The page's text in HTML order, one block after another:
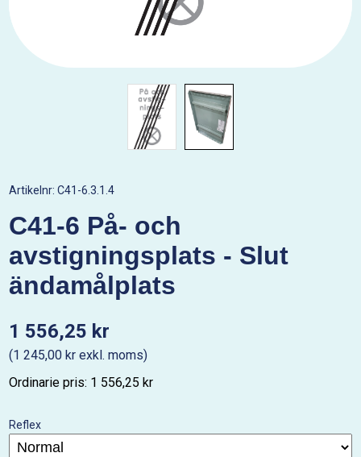
Artikelnr:C41-6.3.1.4
C41-6 På- och
avstigningsplats - Slut
ändamålplats
1 556,25 kr
(1 245,00 kr exkl. moms)
Ordinarie pris: 1 556,25 kr
Reflex